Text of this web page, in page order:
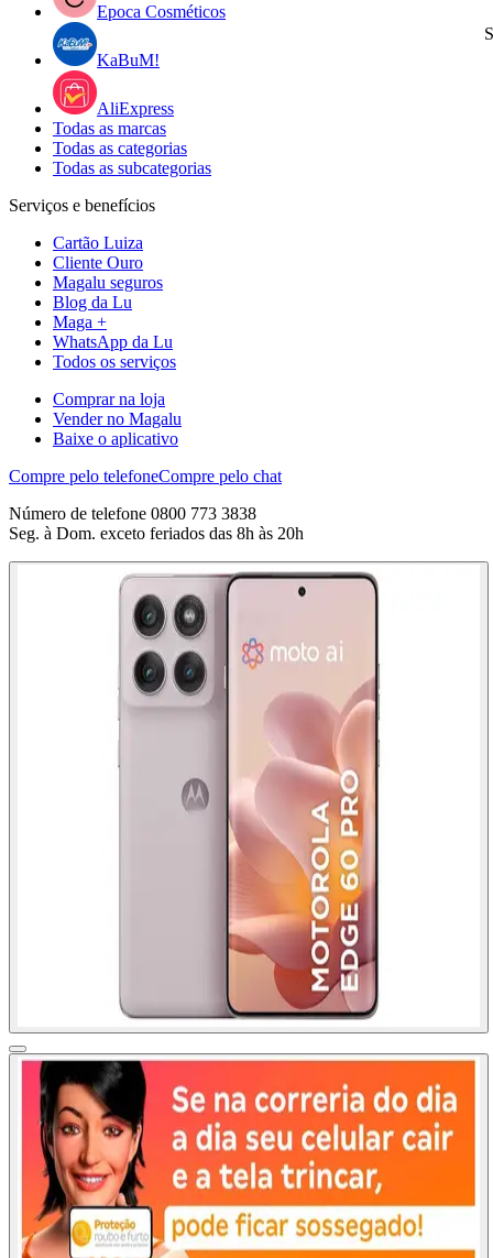
Epoca Cosméticos
KaBuM!
AliExpress
Todas as marcas
Todas as categorias
Todas as subcategorias
Serviços e benefícios
Cartão Luiza
Cliente Ouro
Magalu seguros
Blog da Lu
Maga +
WhatsApp da Lu
Todos os serviços
Comprar na loja
Vender no Magalu
Baixe o aplicativo
Compre pelo telefoneCompre pelo chat
Número de telefone 0800 773 3838
Seg. à Dom. exceto feriados das 8h às 20h